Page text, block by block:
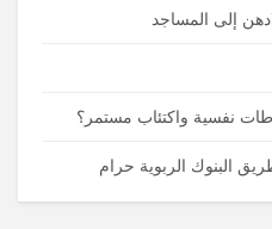
إلى المساجد
نفسية واكتئاب مستمر؟
البنوك الربوية حرام